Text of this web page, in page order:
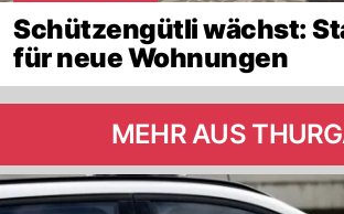
Schützengütli wächst:
für neue Wohnungen
MEHR AUS